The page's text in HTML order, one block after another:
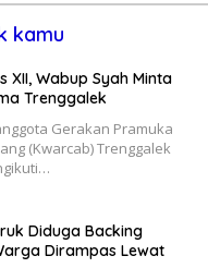
kamu
XII, Wabup Syah Minta
Trenggalek
Gerakan Pramuka
(Kwarcab) Trenggalek
Diduga Backing
Dirampas Lewat